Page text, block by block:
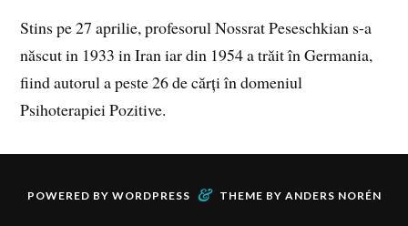
Stins pe 27 aprilie, profesorul Nossrat Peseschkian s-a
născut in 1933 in Iran iar din 1954 a trăit în Germania,
fiind autorul a peste 26 de cărți în domeniul
Psihoterapiei Pozitive.
POWERED BY WORDPRESS & THEME BY ANDERS NORÉN